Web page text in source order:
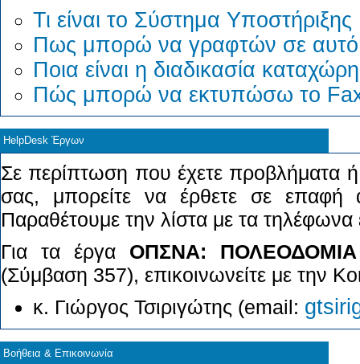
Τι είναι το Σύστημα
Πως μπορώ να γραφτών σε αυτό
Ποια είναι η διαδικασία
Πώς μπορώ να εκτυπώσω το
HelpDesk Έργων
Σε περίπτωση που έχετε προβλήματα
σας, μπορείτε να έρθετε σε επαφή
Παραθέτουμε την λίστα με τα
Για τα έργα ΟΠΣΝΑ: ΠΟΛΕΟΔΟΜΙΑ
(Σύμβαση 357), επικοινωνείτε με την
κ. Γιώργος Τσιριγώτης (email:
Βοήθεια & Επικοινωνία